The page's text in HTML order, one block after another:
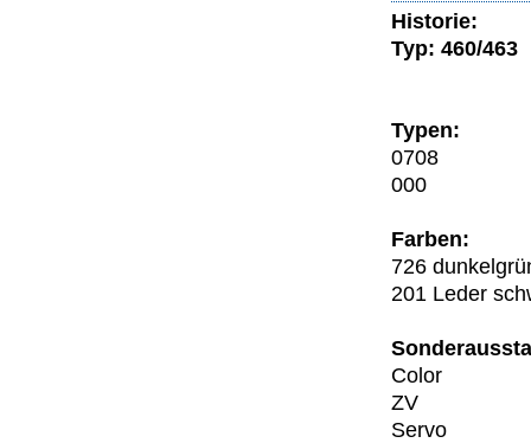
Historie:
Typ: 460/463
Typen:
0708
000
Farben:
726
201 Leder
Color
ZV
Servo